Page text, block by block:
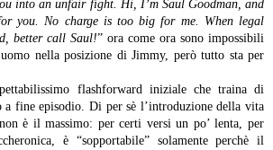
into an unfair fight. Hi, I’m Saul Goodman, and
you. No charge is too big for me. When legal
better call Saul!” ora come ora sono impossibili
nella posizione di Jimmy, però tutto sta per
flashforward iniziale che traina di
fine episodio. Di per sè l’introduzione della vita
è il massimo: per certi versi un po’ lenta, per
è “sopportabile” solamente perchè il